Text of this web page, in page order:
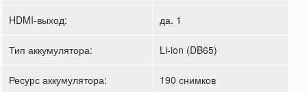
HDMI-выход: да. 1
Тип аккумулятора: Li-ion (DB65)
Ресурс аккумулятора: 190 снимков